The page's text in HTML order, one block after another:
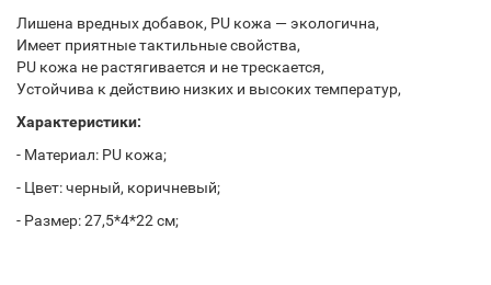
Лишена вредных добавок, PU кожа — экологична,
Имеет приятные тактильные свойства,
PU кожа не растягивается и не трескается,
Устойчива к действию низких и высоких температур,
Характеристики:
- Материал: PU кожа;
- Цвет: черный, коричневый;
- Размер: 27,5*4*22 см;